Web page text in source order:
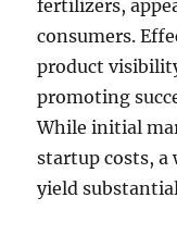
fertilizers,
consumers.
product
promoting
While initial
startup costs, a
yield